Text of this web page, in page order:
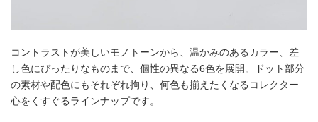
コントラストが美しいモノトーンから、温かみのあるカラー、差
し色にぴったりなものまで、個性の異なる6色を展開。ドット部分
の素材や配色にもそれぞれ拘り、何色も揃えたくなるコレクター
心をくすぐるラインナップです。